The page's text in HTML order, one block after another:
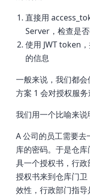
直接用
Server，检查是
使用 JWT token
的信息
一般来说，我们都会
方案 1 会对授权服务
我们用一个比喻来说
A 公司的员工需要
库的密码。于是仓
具一个授权书，行
授权书来到仓库门
效性，行政部门指